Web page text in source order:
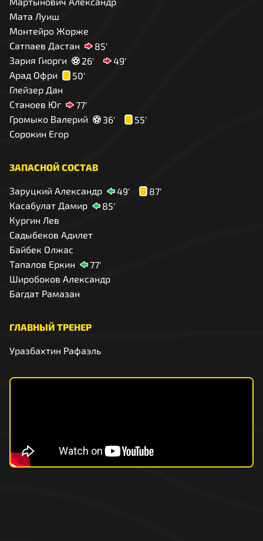
Мата Луиш
Монтейро Жорже
Сатпаев Дастан
85'
Зария Гиорги
26'
49'
Арад Офри
50'
Глейзер Дан
Станоев Юг
77'
Громыко Валерий
36'
55'
Сорокин Егор
ЗАПАСНОЙ СОСТАВ
Заруцкий Александр 49'
87'
Касабулат Дамир
85'
Кургин Лев
Садыбеков Адилет
Байбек Олжас
Тапалов Еркин
77'
Широбоков Александр
Багдат Рамазан
ГЛАВНЫЙ ТРЕНЕР
Уразбахтин Рафаэль